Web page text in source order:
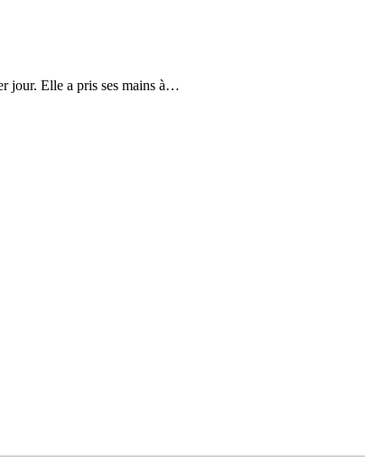
jour. Elle a pris ses mains à…